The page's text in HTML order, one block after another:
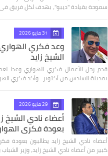
سموحة بقيادة "ديبو"، بهدف لكل فريق فى
31 مايو 2026
وعد فكري
الشيخ زايد
قدم رجل الأعمال فكري الهواري وعدا
بمدينة السادس من أكتوبر . وأكد فكري
29 مايو 2026
أعضاء نادي الشيخ
بعودة فكري
أعضاء نادي الشيخ زايد يطالبون بعودة
كبير من أعضاء نادي الشيخ زايد، وزير